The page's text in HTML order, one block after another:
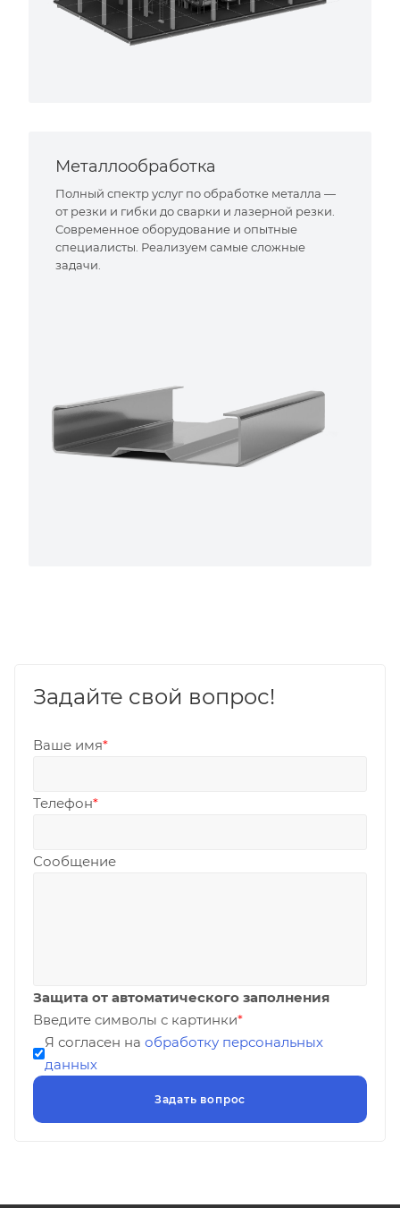
Металлообработка
Полный спектр услуг по обработке металла —
от резки и гибки до сварки и лазерной резки.
Современное оборудование и опытные
специалисты. Реализуем самые сложные
задачи.
Задайте свой вопрос!
Ваше имя*
Телефон*
Сообщение
Защита от автоматического заполнения
Введите символы с картинки*
Я согласен на обработку персональных
данных